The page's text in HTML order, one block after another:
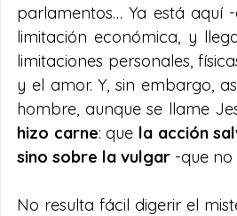
parlamentos… Ya está aquí
limitación económica, y
limitaciones personales,
y el amor. Y, sin embargo,
hombre, aunque se llame
hizo carne: que la acción
sino sobre la vulgar -que no
No resulta fácil digerir el